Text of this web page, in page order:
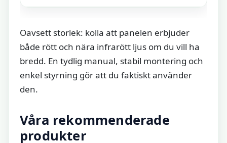
Oavsett storlek: kolla att panelen erbjuder
både rött och nära infrarött ljus om du vill ha
bredd. En tydlig manual, stabil montering och
enkel styrning gör att du faktiskt använder
den.
Våra rekommenderade
produkter